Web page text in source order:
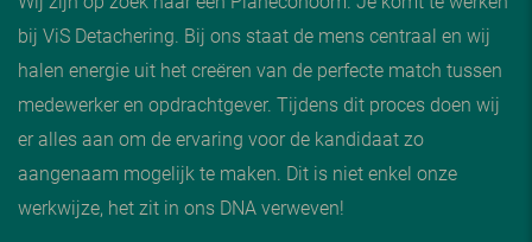
bij ViS Detachering. Bij ons staat de mens centraal en wij
halen energie uit het creëren van de perfecte match tussen
medewerker en opdrachtgever. Tijdens dit proces doen wij
er alles aan om de ervaring voor de kandidaat zo
aangenaam mogelijk te maken. Dit is niet enkel onze
werkwijze, het zit in ons DNA verweven!